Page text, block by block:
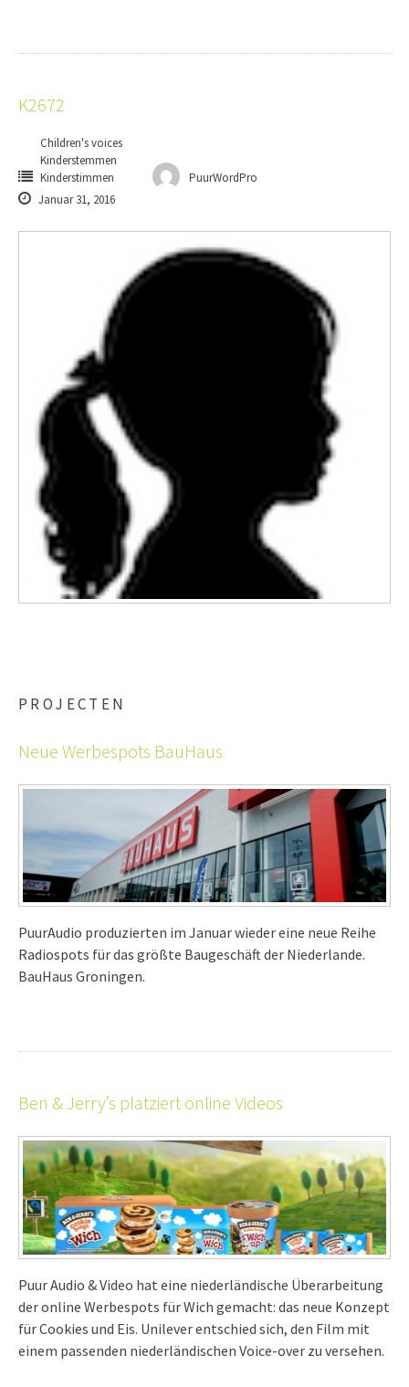
K2672
Children's voices
Kinderstemmen
Kinderstimmen
PuurWordPro
Januar 31, 2016
PROJECTEN
Neue Werbespots BauHaus
PuurAudio produzierten im Januar wieder eine neue Reihe
Radiospots für das größte Baugeschäft der Niederlande.
BauHaus Groningen.
Ben & Jerry’s platziert online Videos
Puur Audio & Video hat eine niederländische Überarbeitung
der online Werbespots für Wich gemacht: das neue Konzept
für Cookies und Eis. Unilever entschied sich, den Film mit
einem passenden niederländischen Voice-over zu versehen.